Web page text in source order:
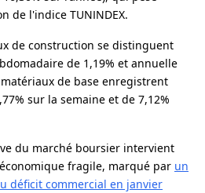
de l'indice TUNINDEX.
de construction se distinguent
de 1,19% et annuelle
de base enregistrent
sur la semaine et de 7,12%
du marché boursier intervient
fragile, marqué par un
déficit commercial en janvier